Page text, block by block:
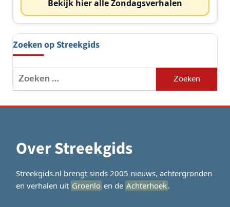
Bekijk hier alle Zondagsverhalen
Zoeken op Streekgids
Zoeken
naar:
Over Streekgids
Streekgids.nl brengt sinds 2005 nieuws, achtergronden
en verhalen uit Groenlo en de Achterhoek.